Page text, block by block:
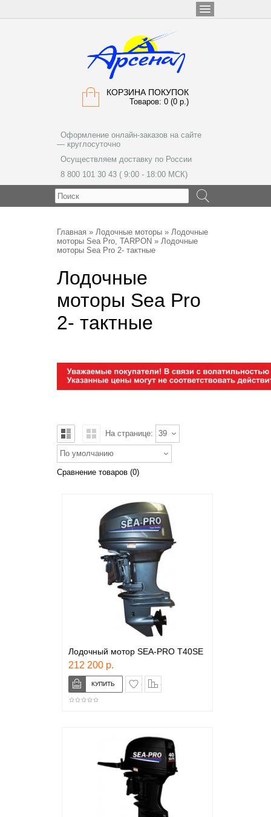
КОРЗИНА ПОКУПОК
Товаров: 0 (0 р.)
Оформление онлайн-заказов на сайте
— круглосуточно
Осуществляем доставку по России
8 800 101 30 43 ( 9:00 - 18:00 МСК)
Главная » Лодочные моторы » Лодочные
моторы Sea Pro, TARPON » Лодочные
моторы Sea Pro 2- тактные
Лодочные
моторы Sea Pro
2- тактные
На странице: 39
По умолчанию
Сравнение товаров (0)
Лодочный мотор SEA-PRO T40SE
212 200 р.
в закладки